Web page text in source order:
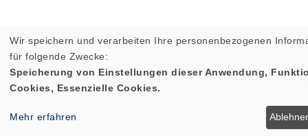
Wir speichern und verarbeiten Ihre personenbezogenen
für folgende Zwecke:
Speicherung von Einstellungen dieser Anwendung,
Cookies, Essenzielle Cookies.
Mehr erfahren